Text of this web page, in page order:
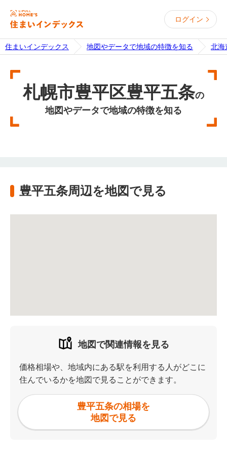
ログイン
住まいインデックス 地図やデータで地域の特徴を知る 北海
札幌市豊平区豊平五条の
地図やデータで地域の特徴を知る
豊平五条周辺を地図で見る
地図で関連情報を見る
価格相場や、地域内にある駅を利用する人がどこに
住んでいるかを地図で見ることができます。
豊平五条の相場を
地図で見る